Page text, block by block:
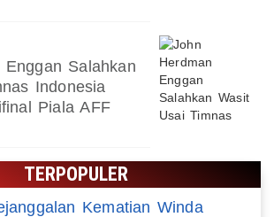
Salahkan
Indonesia
Piala AFF
TERPOPULER
Kematian Winda